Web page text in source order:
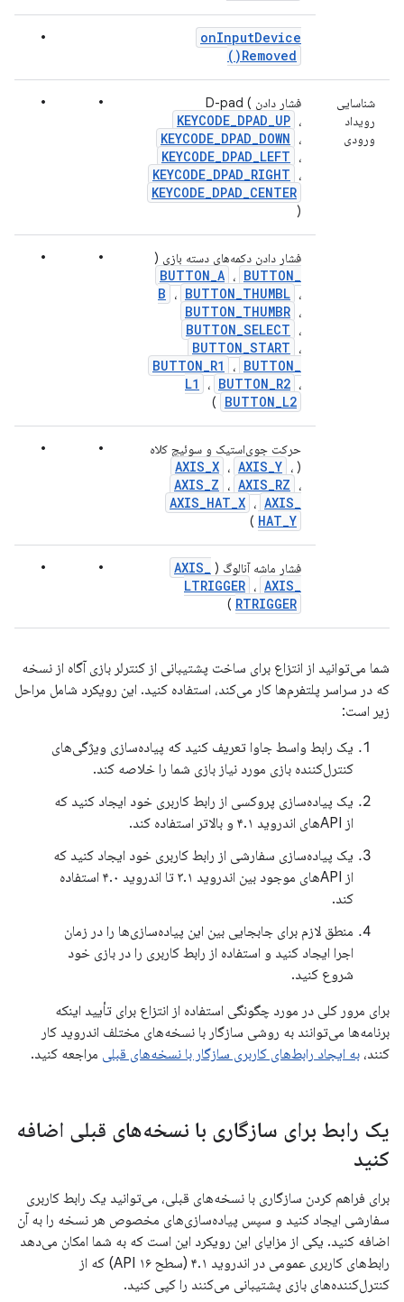
onInputDevice
Removed(
)
•
شناسایی
رویداد
ورودی
فشار دادن D-pad (
KEYCODE_DPAD_UP ،
KEYCODE_DPAD_DOWN ،
KEYCODE_DPAD_LEFT ،
KEYCODE_DPAD_RIGHT ،
KEYCODE_DPAD_CENTER
)
•
•
فشار دادن دکمه‌های دسته بازی (
BUTTON_A ، BUTTON_
B
، BUTTON_THUMBL ،
BUTTON_THUMBR ،
BUTTON_SELECT ،
BUTTON_START ،
BUTTON_R1 ، BUTTON_
L1
، BUTTON_R2 ،
BUTTON_L2
)
•
•
حرکت جوی‌استیک و سوئیچ کلاه
(
AXIS_X ، AXIS_Y ،
AXIS_Z ، AXIS_RZ ،
AXIS_HAT_X ، AXIS_
HAT_Y
)
•
•
فشار ماشه آنالوگ ( AXIS_
LTRIGGER ، AXIS_
RTRIGGER
)
•
•
شما می‌توانید از انتزاع برای ساخت پشتیبانی از کنترلر بازی آگاه از نسخه
که در سراسر پلتفرم‌ها کار می‌کند، استفاده کنید. این رویکرد شامل مراحل
زیر است:
یک رابط واسط جاوا تعریف کنید که پیاده‌سازی ویژگی‌های
کنترل‌کننده بازی مورد نیاز بازی شما را خلاصه کند.
یک پیاده‌سازی پروکسی از رابط کاربری خود ایجاد کنید که
از APIهای اندروید ۴.۱ و بالاتر استفاده کند.
یک پیاده‌سازی سفارشی از رابط کاربری خود ایجاد کنید که
از APIهای موجود بین اندروید ۳.۱ تا اندروید ۴.۰ استفاده
کند.
منطق لازم برای جابجایی بین این پیاده‌سازی‌ها را در زمان
اجرا ایجاد کنید و استفاده از رابط کاربری را در بازی خود
شروع کنید.
برای مرور کلی در مورد چگونگی استفاده از انتزاع برای تأیید اینکه
برنامه‌ها می‌توانند به روشی سازگار با نسخه‌های مختلف اندروید کار
کنند، به ایجاد رابط‌های کاربری سازگار با نسخه‌های قبلی مراجعه کنید.
یک رابط برای سازگاری با نسخه‌های قبلی اضافه
کنید
برای فراهم کردن سازگاری با نسخه‌های قبلی، می‌توانید یک رابط کاربری
سفارشی ایجاد کنید و سپس پیاده‌سازی‌های مخصوص هر نسخه را به آن
اضافه کنید. یکی از مزایای این رویکرد این است که به شما امکان می‌دهد
رابط‌های کاربری عمومی در اندروید ۴.۱ (سطح API ۱۶) که از
کنترل‌کننده‌های بازی پشتیبانی می‌کنند را کپی کنید.